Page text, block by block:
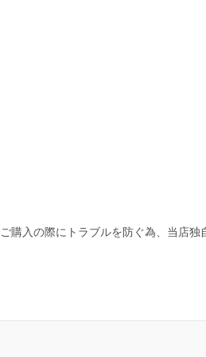
ご購入の際にトラブルを防ぐ為、当店独